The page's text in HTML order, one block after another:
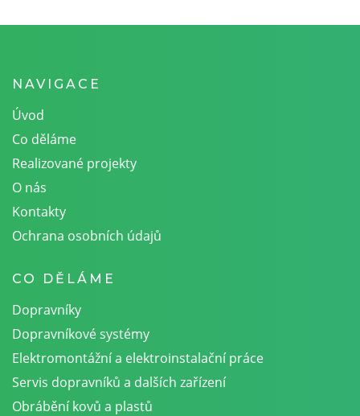
NAVIGACE
Úvod
Co děláme
Realizované projekty
O nás
Kontakty
Ochrana osobních údajů
CO DĚLÁME
Dopravníky
Dopravníkové systémy
Elektromontážní a elektroinstalační práce
Servis dopravníků a dalších zařízení
Obrábění kovů a plastů